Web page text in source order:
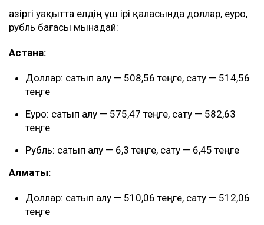
Қазіргі уақытта елдің үш ірі қаласында доллар, еуро,
рубль бағасы мынадай:
Астана:
Доллар: сатып алу — 508,56 теңге, сату — 514,56
теңге
Еуро: сатып алу — 575,47 теңге, сату — 582,63
теңге
Рубль: сатып алу — 6,3 теңге, сату — 6,45 теңге
Алматы:
Доллар: сатып алу — 510,06 теңге, сату — 512,06
теңге